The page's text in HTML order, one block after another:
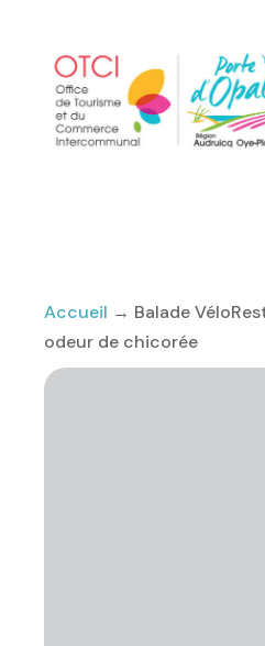
Accueil → Balade
odeur de chicorée